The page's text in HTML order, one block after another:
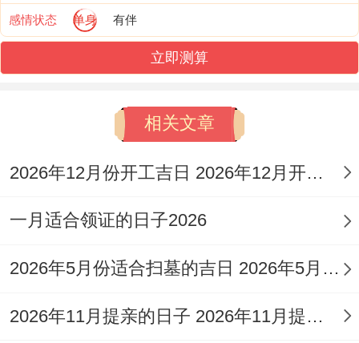
农历:二零二六年九月初一 属蛇；
岁次:丙午年戊戌月丁巳日岁煞东；
甲子五行：土 十二神：危执位 值神：明堂
（黄道日）；
彭祖百忌:丁不剃头 巳不远行；
相冲:蛇日冲（辛亥）猪 今日胎神:占房床，
今日所宜:祈福;搬家，祭祀，结婚，订婚，
感情状态 单身 有伴
立即测算
相关文章
2026年12月份开工吉日 2026年12月开工吉日查询
一月适合领证的日子2026
2026年5月份适合扫墓的吉日 2026年5月哪天适合祭祀
2026年11月提亲的日子 2026年11月提亲好日子